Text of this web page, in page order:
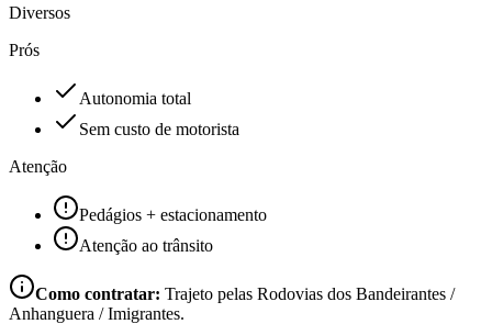
Diversos
Prós
Autonomia total
Sem custo de motorista
Atenção
Pedágios + estacionamento
Atenção ao trânsito
Como contratar: Trajeto pelas Rodovias dos Bandeirantes /
Anhanguera / Imigrantes.